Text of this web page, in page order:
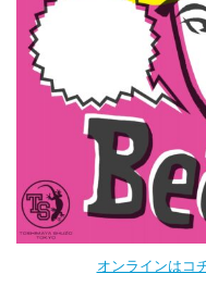
オンラインはコ